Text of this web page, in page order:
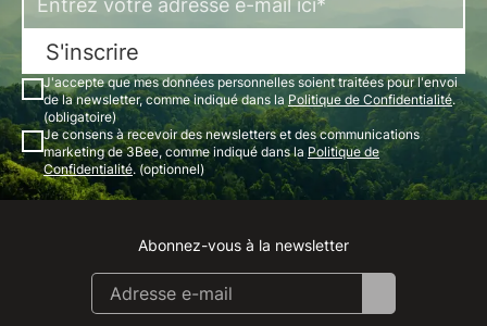
S'inscrire
J'accepte que mes données personnelles soient traitées pour l'envoi
de la newsletter, comme indiqué dans la Politique de Confidentialité.
(obligatoire)
Je consens à recevoir des newsletters et des communications
marketing de 3Bee, comme indiqué dans la Politique de
Confidentialité. (optionnel)
Instagram
Facebook
Linkedin
Youtube
Abonnez-vous à la newsletter